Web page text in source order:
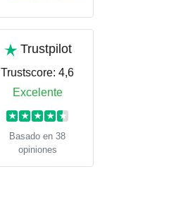
Trustpilot
Trustscore: 4,6
Excelente
★ ★ ★ ★ ★
Basado en 38
opiniones